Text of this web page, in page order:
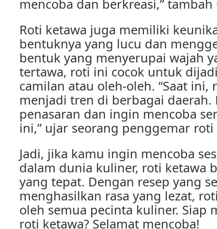
mencoba dan berkreasi,”
Roti ketawa juga memiliki
bentuknya yang lucu dan
bentuk yang menyerupai wajah
tertawa, roti ini cocok untuk
camilan atau oleh-oleh. “Saat ini,
menjadi tren di berbagai daerah.
penasaran dan ingin mencoba
ini,” ujar seorang penggemar roti
Jadi, jika kamu ingin mencoba
dalam dunia kuliner, roti ketawa
yang tepat. Dengan resep yang
menghasilkan rasa yang lezat,
oleh semua pecinta kuliner. Siap
roti ketawa? Selamat mencoba!